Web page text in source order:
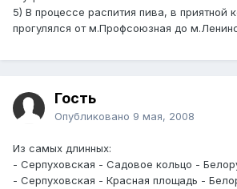
5) В процессе распития пива, в приятной
прогулялся от м.Профсоюзная до
Гость
Опубликовано 9 мая, 2008
Из самых длинных:
- Серпуховская - Садовое кольцо -
- Серпуховская - Красная площадь -